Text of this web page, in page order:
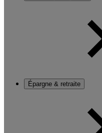
Épargne & retraite